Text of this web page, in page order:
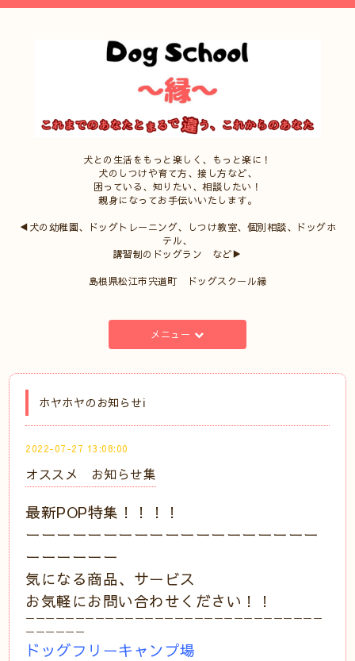
犬との生活をもっと楽しく、もっと楽に！
犬のしつけや育て方、接し方など、
困っている、知りたい、相談したい！
親身になってお手伝いいたします。
◀犬の幼稚園、ドッグトレーニング、しつけ教室、個別相談、ドッグホ
テル、
講習制のドッグラン など▶
島根県松江市宍道町 ドッグスクール縁
メニュー
ホヤホヤのお知らせℹ️
2022-07-27 13:08:00
オススメ お知らせ集
最新POP特集！！！！
ーーーーーーーーーーーーーーーーーーー
ーーーーーー
気になる商品、サービス
お気軽にお問い合わせください！！
ーーーーーーーーーーーーーーーーーーーーーーーーーーーーーー
ーーーーーー
ドッグフリーキャンプ場